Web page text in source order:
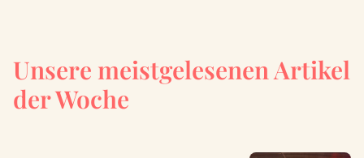
Unsere meistgelesenen Artikel
der Woche